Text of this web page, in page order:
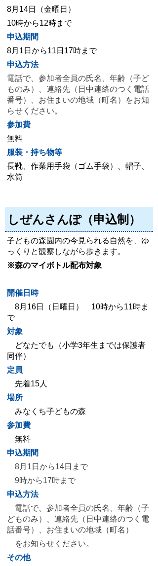
8月14日（金曜日）
10時から12時まで
申込期間
8月1日から11日17時まで
申込方法
電話で、 参加者全員の氏名、年齢（子ど
ものみ）、連絡先（日中連絡のつく電話
番号）、お住まいの地域（町名）をお知
らせください。
参加費
無料
服装・持ち物等
長靴、作業用手袋（ゴム手袋）、帽子、
水筒
しぜんさんぽ（申込制）
子どもの森園内の今見られる自然を、ゆ
っくりと観察しながら歩きます。
※森のマイボトル配布対象
開催日時
8月16日（日曜日） 10時から11時ま
で
対象
どなたでも（小学3年生までは保護者
同伴）
定員
先着15人
場所
みなくち子どもの森
参加費
無料
申込期間
8月1日から14日まで
9時から17時まで
申込方法
電話で、 参加者全員の氏名、年齢（子
どものみ）、連絡先（日中連絡のつく電
話番号）、お住まいの地域（町名）
をお知らせください。
その他